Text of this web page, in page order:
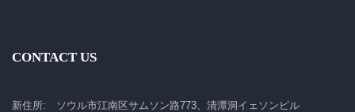
CONTACT US
新住所: ソウル市江南区サムソン路773、清潭洞イェソンビル